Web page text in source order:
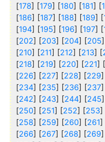
[178] [179] [180] [181] [
[186] [187] [188] [189] [
[194] [195] [196] [197] [
[202] [203] [204] [205
[210] [211] [212] [213] [
[218] [219] [220] [221] [
[226] [227] [228] [229
[234] [235] [236] [237
[242] [243] [244] [245
[250] [251] [252] [253]
[258] [259] [260] [261]
[266] [267] [268] [269